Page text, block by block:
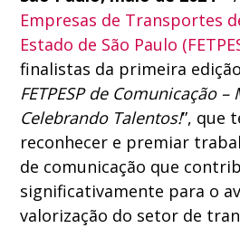
Empresas de Transportes
Estado de São Paulo
finalistas da primeira
FETPESP de Comunicação
Celebrando Talentos!”, que
reconhecer e premiar
de comunicação que
significativamente para o
valorização do setor de